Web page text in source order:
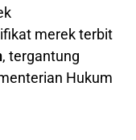
merek terbit
, tergantung
Hukum